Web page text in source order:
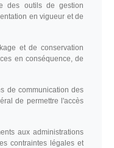
des outils de gestion
en vigueur et de
et de conservation
en conséquence, de
de communication des
de permettre l'accès
aux administrations
contraintes légales et